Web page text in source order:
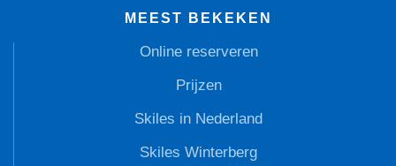
MEEST BEKEKEN
Online reserveren
Prijzen
Skiles in Nederland
Skiles Winterberg